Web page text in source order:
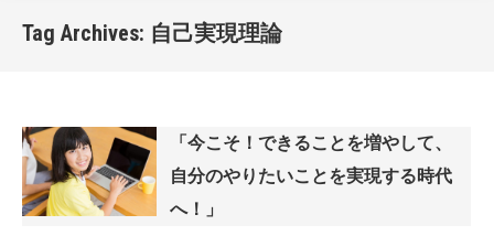
Tag Archives: 自己実現理論
「今こそ！できることを増やして、
自分のやりたいことを実現する時代
へ！」